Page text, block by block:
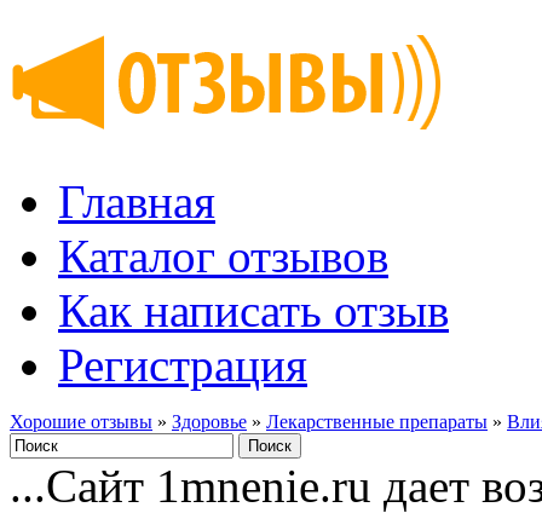
Главная
Каталог отзывов
Как написать отзыв
Регистрация
Хорошие отзывы » Здоровье » Лекарственные препараты »
...Сайт 1mnenie.ru дает